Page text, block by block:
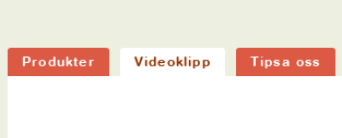
Produkter Videoklipp Tipsa oss